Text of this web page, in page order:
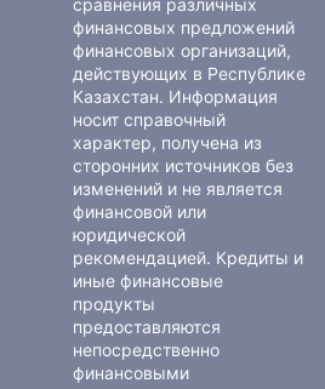
финансовых предложений
финансовых организаций,
действующих в Республике
Казахстан. Информация
носит справочный
характер, получена из
сторонних источников без
изменений и не является
финансовой или
юридической
рекомендацией. Кредиты и
иные финансовые
продукты
предоставляются
непосредственно
финансовыми